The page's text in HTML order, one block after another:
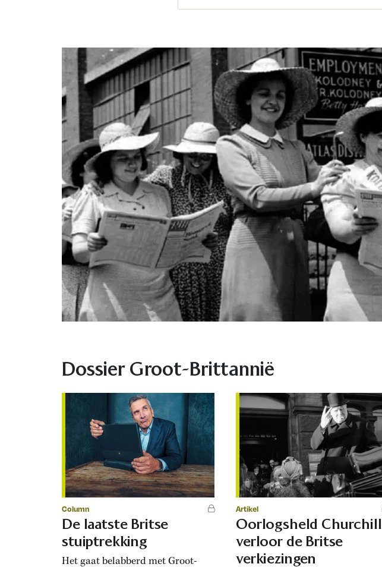
Dossier Groot-Brittannië
Column
De laatste Britse
stuiptrekking
Het gaat belabberd met Groot-
Artikel
Oorlogsheld Churchill
verloor de Britse
verkiezingen